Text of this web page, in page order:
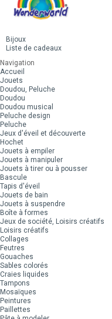
Bijoux
Liste de cadeaux
Navigation
Accueil
Jouets
Doudou, Peluche
Doudou
Doudou musical
Peluche design
Peluche
Jeux d'éveil et découverte
Hochet
Jouets à empiler
Jouets à manipuler
Jouets à tirer ou à pousser
Bascule
Tapis d'éveil
Jouets de bain
Jouets à suspendre
Boîte à formes
Jeux de société, Loisirs créatifs
Loisirs créatifs
Collages
Feutres
Gouaches
Sables colorés
Craies liquides
Tampons
Mosaïques
Peintures
Paillettes